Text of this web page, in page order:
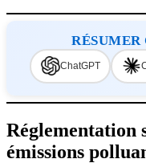
RÉSUMER
ChatGPT
Réglementation
émissions